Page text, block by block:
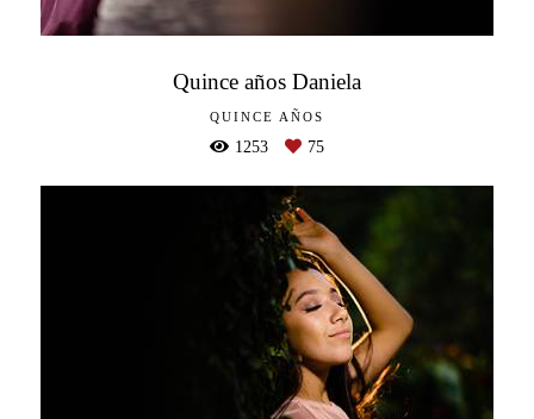
Quince años Daniela
QUINCE AÑOS
1253 75